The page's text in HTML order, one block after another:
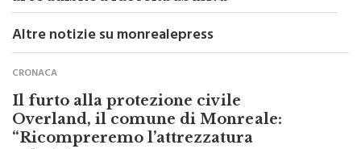
Altre notizie su monrealepress
CRONACA
Il furto alla protezione civile
Overland, il comune di Monreale:
“Ricompreremo l’attrezzatura
rubata”